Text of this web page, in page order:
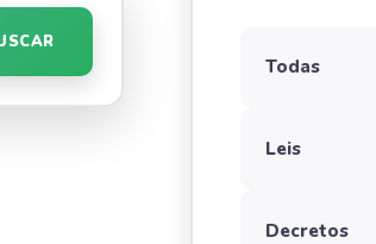
Todas
Leis
Decretos